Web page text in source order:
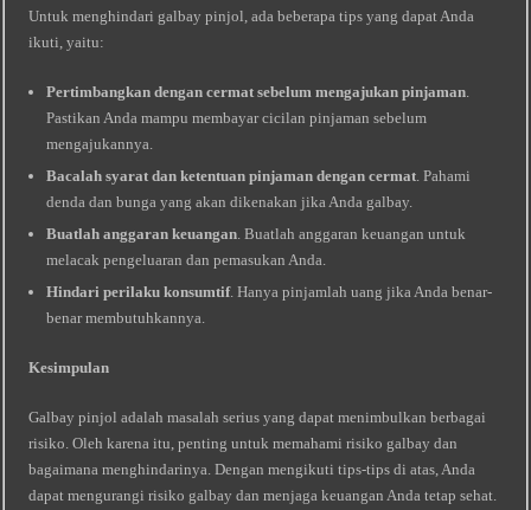
Untuk menghindari galbay pinjol, ada beberapa tips yang dapat Anda
ikuti, yaitu:
Pertimbangkan dengan cermat sebelum mengajukan pinjaman.
Pastikan Anda mampu membayar cicilan pinjaman sebelum
mengajukannya.
Bacalah syarat dan ketentuan pinjaman dengan cermat. Pahami
denda dan bunga yang akan dikenakan jika Anda galbay.
Buatlah anggaran keuangan. Buatlah anggaran keuangan untuk
melacak pengeluaran dan pemasukan Anda.
Hindari perilaku konsumtif. Hanya pinjamlah uang jika Anda benar-
benar membutuhkannya.
Kesimpulan
Galbay pinjol adalah masalah serius yang dapat menimbulkan berbagai
risiko. Oleh karena itu, penting untuk memahami risiko galbay dan
bagaimana menghindarinya. Dengan mengikuti tips-tips di atas, Anda
dapat mengurangi risiko galbay dan menjaga keuangan Anda tetap sehat.